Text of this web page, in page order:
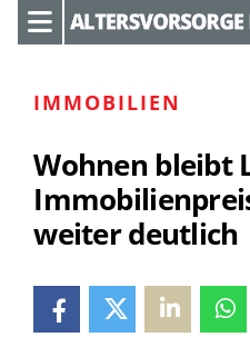
IMMOBILIEN
Wohnen bleibt
weiter deutlich